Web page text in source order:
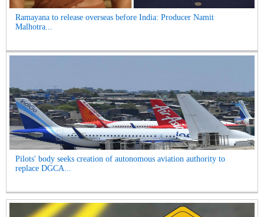
Ramayana to release overseas before India: Producer Namit
Malhotra...
Pilots' body seeks creation of autonomous aviation authority to
replace DGCA...